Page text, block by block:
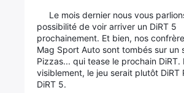
Le mois dernier nous vous
possibilité de voir arriver un DiRT 5
prochainement. Et bien, nos
Mag Sport Auto sont tombés sur un
Pizzas... qui tease le prochain DiRT.
visiblement, le jeu serait plutôt DiRT
DiRT 5.